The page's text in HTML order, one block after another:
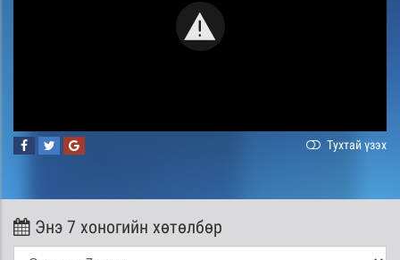
Тухтай үзэх
Энэ 7 хоногийн хөтөлбөр